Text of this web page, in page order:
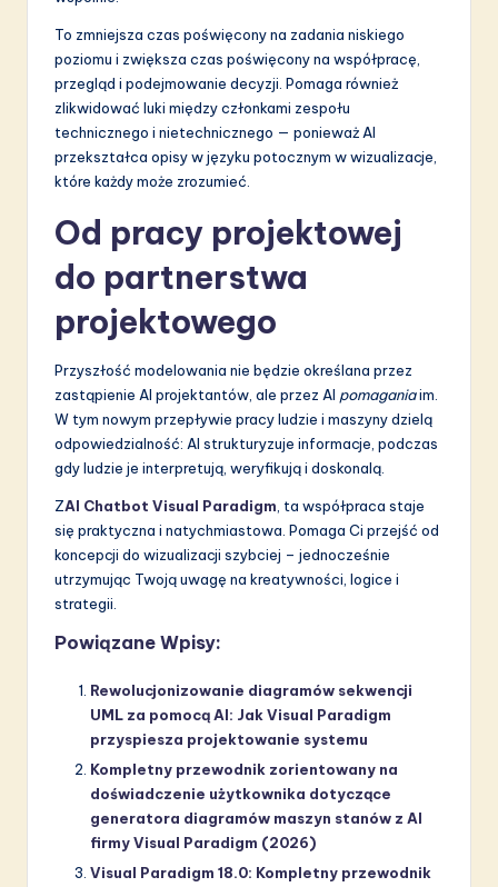
To zmniejsza czas poświęcony na zadania niskiego
poziomu i zwiększa czas poświęcony na współpracę,
przegląd i podejmowanie decyzji. Pomaga również
zlikwidować luki między członkami zespołu
technicznego i nietechnicznego — ponieważ AI
przekształca opisy w języku potocznym w wizualizacje,
które każdy może zrozumieć.
Od pracy projektowej
do partnerstwa
projektowego
Przyszłość modelowania nie będzie określana przez
zastąpienie AI projektantów, ale przez AI pomaganiaim.
W tym nowym przepływie pracy ludzie i maszyny dzielą
odpowiedzialność: AI strukturyzuje informacje, podczas
gdy ludzie je interpretują, weryfikują i doskonalą.
ZAI Chatbot Visual Paradigm , ta współpraca staje
się praktyczna i natychmiastowa. Pomaga Ci przejść od
koncepcji do wizualizacji szybciej – jednocześnie
utrzymując Twoją uwagę na kreatywności, logice i
strategii.
Powiązane Wpisy:
Rewolucjonizowanie diagramów sekwencji
UML za pomocą AI: Jak Visual Paradigm
przyspiesza projektowanie systemu
Kompletny przewodnik zorientowany na
doświadczenie użytkownika dotyczące
generatora diagramów maszyn stanów z AI
firmy Visual Paradigm (2026)
Visual Paradigm 18.0: Kompletny przewodnik